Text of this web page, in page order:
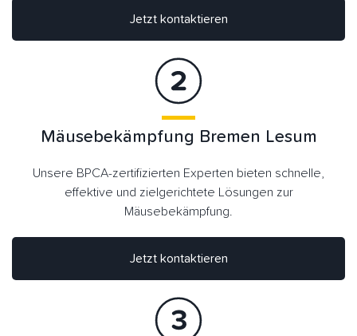
Jetzt kontaktieren
Jetzt kontaktieren
Mäusebekämpfung Bremen Lesum
Unsere BPCA-zertifizierten Experten bieten schnelle,
effektive und zielgerichtete Lösungen zur
Mäusebekämpfung.